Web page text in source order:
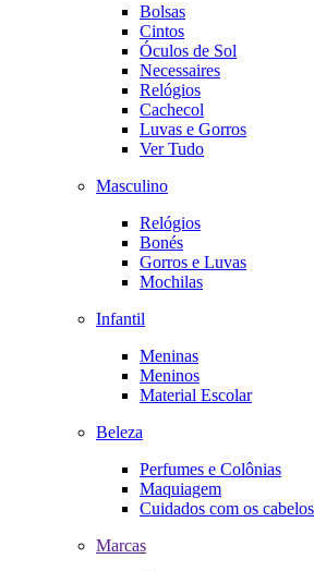
Bolsas
Cintos
Óculos de Sol
Necessaires
Relógios
Cachecol
Luvas e Gorros
Ver Tudo
Masculino
Relógios
Bonés
Gorros e Luvas
Mochilas
Infantil
Meninas
Meninos
Material Escolar
Beleza
Perfumes e Colônias
Maquiagem
Cuidados com os cabelos
Marcas